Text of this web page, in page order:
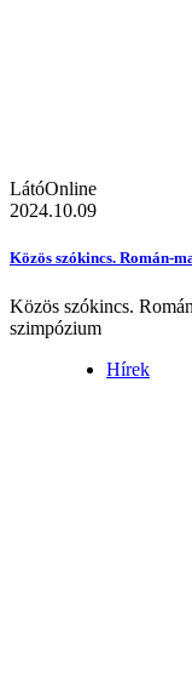
LátóOnline
2024.10.09
Közös szókincs. Román-
Közös szókincs.
szimpózium
Hírek